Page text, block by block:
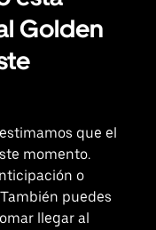
Golden
que el
momento.
o
puedes
llegar al